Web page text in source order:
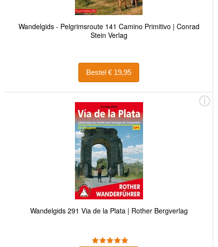
Wandelgids - Pelgrimsroute 141 Camino Primitivo | Conrad
Stein Verlag
Bestel € 19,95
Wandelgids 291 Via de la Plata | Rother Bergverlag